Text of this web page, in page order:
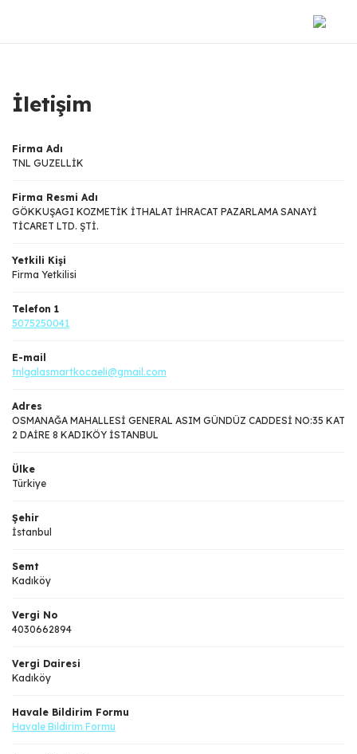
İletişim
Firma Adı
TNL GUZELLİK
Firma Resmi Adı
GÖKKUŞAGI KOZMETİK İTHALAT İHRACAT PAZARLAMA SANAYİ
TİCARET LTD. ŞTİ.
Yetkili Kişi
Firma Yetkilisi
Telefon 1
5075250041
E-mail
tnlgalasmartkocaeli@gmail.com
Adres
OSMANAĞA MAHALLESİ GENERAL ASIM GÜNDÜZ CADDESİ NO:35 KAT
2 DAİRE 8 KADIKÖY İSTANBUL
Ülke
Türkiye
Şehir
İstanbul
Semt
Kadıköy
Vergi No
4030662894
Vergi Dairesi
Kadıköy
Havale Bildirim Formu
Havale Bildirim Formu